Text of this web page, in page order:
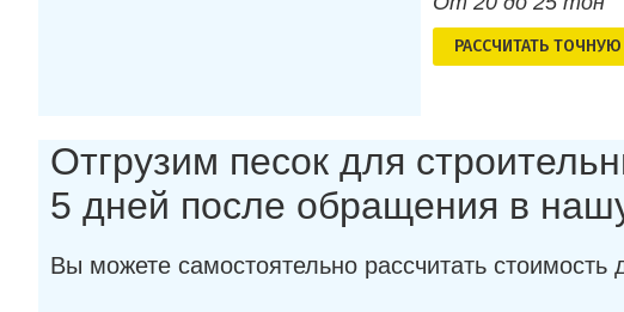
РАСCЧИТАТЬ
Отгрузим песок для
5 дней после обращения в
Вы можете самостоятельно рассчитать